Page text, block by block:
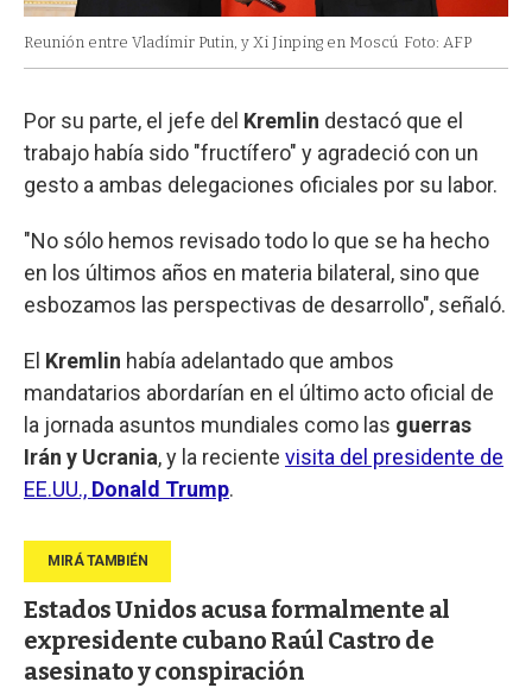
Reunión entre Vladímir Putin, y Xi Jinping en Moscú Foto: AFP
Por su parte, el jefe del Kremlin destacó que el
trabajo había sido "fructífero" y agradeció con un
gesto a ambas delegaciones oficiales por su labor.
"No sólo hemos revisado todo lo que se ha hecho
en los últimos años en materia bilateral, sino que
esbozamos las perspectivas de desarrollo", señaló.
El Kremlin había adelantado que ambos
mandatarios abordarían en el último acto oficial de
la jornada asuntos mundiales como las guerras
Irán y Ucrania, y la reciente visita del presidente de
EE.UU., Donald Trump.
Estados Unidos acusa formalmente al
expresidente cubano Raúl Castro de
asesinato y conspiración